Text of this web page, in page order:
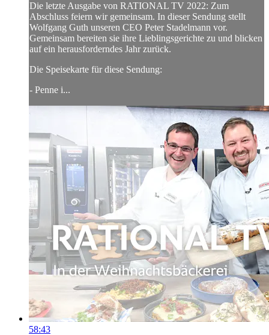
Die letzte Ausgabe von RATIONAL TV 2022: Zum
Abschluss feiern wir gemeinsam. In dieser Sendung stellt
Wolfgang Guth unseren CEO Peter Stadelmann vor.
Gemeinsam bereiten sie ihre Lieblingsgerichte zu und blicken
auf ein herausforderndes Jahr zurück.
Die Speisekarte für diese Sendung:
- Penne i...
58:43